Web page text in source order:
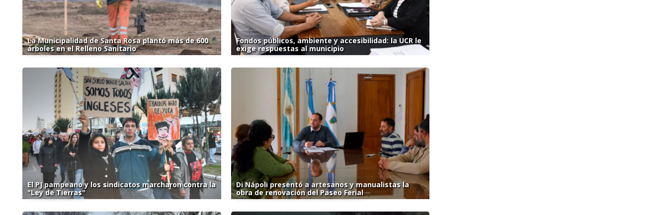
La Municipalidad de Santa Rosa plantó más de 600
árboles en el Relleno Sanitario
Fondos públicos, ambiente y accesibilidad: la UCR le
exige respuestas al municipio
El PJ pampeano y los sindicatos marcharon contra la
"Ley de Tierras"
Di Nápoli presentó a artesanos y manualistas la
obra de renovación del Paseo Ferial